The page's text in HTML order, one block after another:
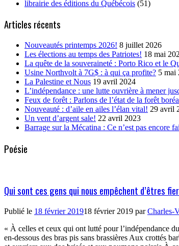
librairie des éditions du Québécois (51)
Articles récents
Nouveautés printemps 2026! 8 juillet 2026
Les élections au temps des Patriotes! 18 mai
La quête de la souveraineté : Porto Rico et le
Usine Northvolt à 7G$ : à qui ça profite? 5 mai
La Palestine et Nous 19 avril 2024
L’indépendance : une lutte ouvrière à mener
Feux de forêt : Parlons de l’état de la forêt
Nouveauté : d’aile en ailes l’élan vital! 29 avril
Un vent d’argent sale! 22 avril 2023
Barrage sur la Mécatina : Ce n’est pas encore
Poésie
Qui sont ces gens qui nous empêchent d’êtres
Publié le 18 février 201918 février 2019 parCharles-
« À celles et ceux qui ont lutté pour l’indépendance
en-dessous des bras pis sans brassières Aux crottés